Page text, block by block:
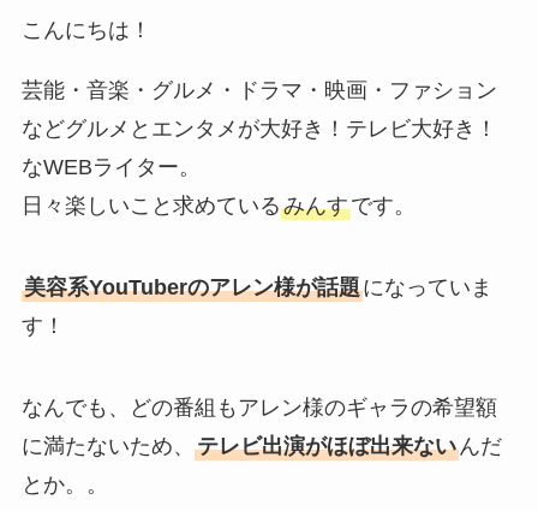
こんにちは！
芸能・音楽・グルメ・ドラマ・映画・ファション
などグルメとエンタメが大好き！テレビ大好き！
なWEBライター。
日々楽しいこと求めているみんすです。
美容系YouTuberのアレン様が話題になっていま
す！
なんでも、どの番組もアレン様のギャラの希望額
に満たないため、 テレビ出演がほぼ出来ないんだ
とか。。